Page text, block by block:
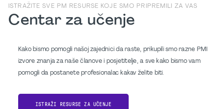
ISTRAŽITE SVE PM RESURSE KOJE SMO PRIPREMILI ZA VAS
Centar za učenje
Kako bismo pomogli našoj zajednici da raste, prikupili smo razne PMI
izvore znanja za naše članove i posjetitelje, a sve kako bismo vam
pomogli da postanete profesionalac kakav želite biti.
ISTRAŽI RESURSE ZA UČENJE